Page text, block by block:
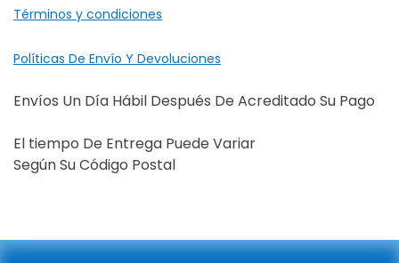
Términos y condiciones
Políticas De Envío Y Devoluciones
Envíos Un Día Hábil Después De Acreditado Su Pago
El tiempo De Entrega Puede Variar
Según Su Código Postal